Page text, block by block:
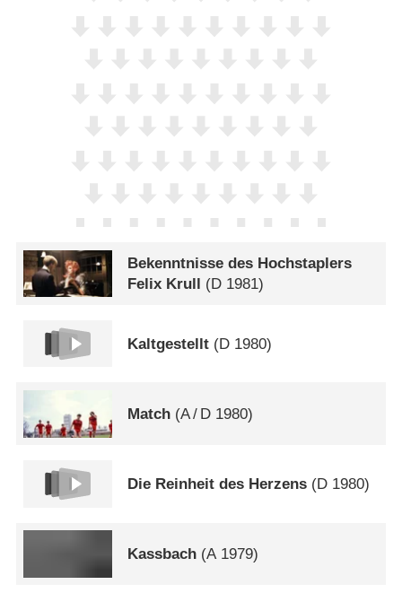
Bekenntnisse des Hochstaplers
Felix Krull (D 1981)
Kaltgestellt (D 1980)
Match (A/ D 1980)
Die Reinheit des Herzens (D 1980)
Kassbach (A1979)